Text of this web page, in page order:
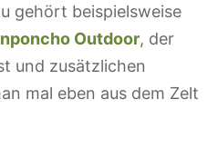
gehört beispielsweise
Outdoor, der
und zusätzlichen
mal eben aus dem Zelt